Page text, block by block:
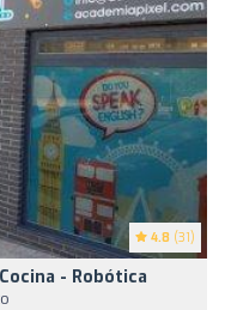
4.8 (31)
- Robótica